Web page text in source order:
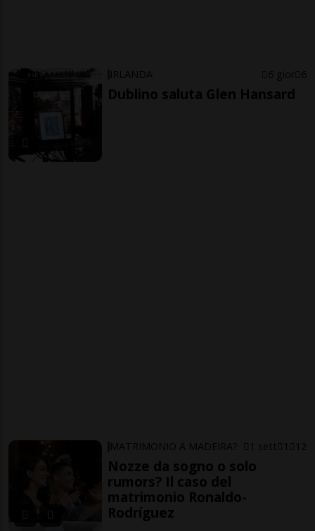
IRLANDA 6 gior 6
Dublino saluta Glen Hansard
MATRIMONIO A MADEIRA? 1 sett 1 12
Nozze da sogno o solo
rumors? Il caso del
matrimonio Ronaldo-
Rodríguez